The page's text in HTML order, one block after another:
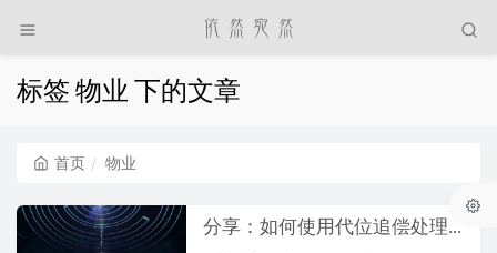
标签 物业 下的文章
首页 物业
分享：如何使用代位追偿处理车险理赔